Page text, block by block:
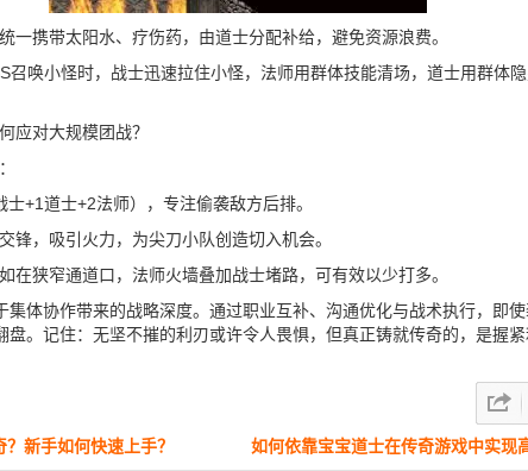
一携带太阳水、疗伤药，由道士分配补给，避免资源浪费。
召唤小怪时，战士迅速拉住小怪，法师用群体技能清场，道士用群体
应对大规模团战？
+1道士+2法师），专注偷袭敌方后排。
锋，吸引火力，为尖刀小队创造切入机会。
在狭窄通道口，法师火墙叠加战士堵路，可有效以少打多。
集体协作带来的战略深度。通过职业互补、沟通优化与战术执行，即
盘。记住：无坚不摧的利刃或许令人畏惧，但真正铸就传奇的，是握
新手如何快速上手？ 如何依靠宝宝道士在传奇游戏中实现